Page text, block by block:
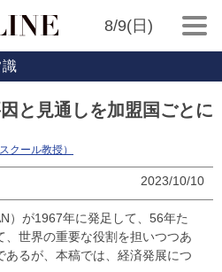
8/9(日)
識
と見通しを加盟国ごとに
クール教授）
2023/10/10
）が1967年に発足して、56年た
、世界の重要な役割を担いつつあ
あるが、本稿では、経済発展につ